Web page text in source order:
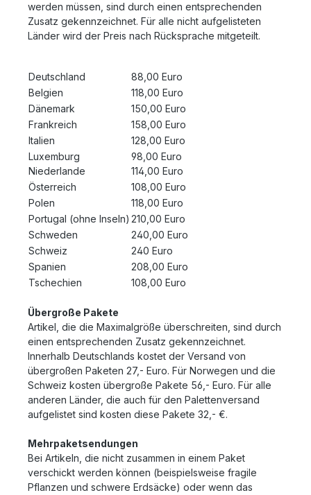
werden müssen, sind durch einen entsprechenden
Zusatz gekennzeichnet. Für alle nicht aufgelisteten
Länder wird der Preis nach Rücksprache mitgeteilt.
Deutschland
88,00 Euro
Belgien
118,00 Euro
Dänemark
150,00 Euro
Frankreich
158,00 Euro
Italien
128,00 Euro
Luxemburg
Niederlande
98,00 Euro
114,00 Euro
Österreich
108,00 Euro
Polen
118,00 Euro
Portugal (ohne Inseln) 210,00 Euro
Schweden
240,00 Euro
Schweiz
240 Euro
Spanien
208,00 Euro
Tschechien
108,00 Euro
Übergroße Pakete
Artikel, die die Maximalgröße überschreiten, sind durch
einen entsprechenden Zusatz gekennzeichnet.
Innerhalb Deutschlands kostet der Versand von
übergroßen Paketen 27,- Euro. Für Norwegen und die
Schweiz kosten übergroße Pakete 56,- Euro. Für alle
anderen Länder, die auch für den Palettenversand
aufgelistet sind kosten diese Pakete 32,- €.
Mehrpaketsendungen
Bei Artikeln, die nicht zusammen in einem Paket
verschickt werden können (beispielsweise fragile
Pflanzen und schwere Erdsäcke) oder wenn das